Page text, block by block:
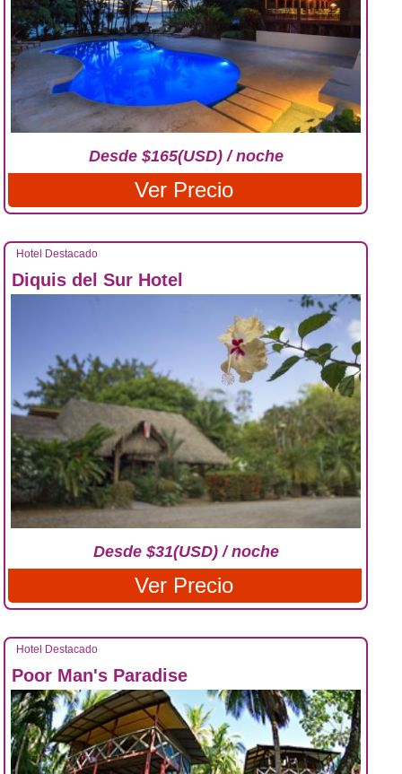
Desde $165(USD) / noche
Ver Precio
Hotel Destacado
Diquis del Sur Hotel
Desde $31(USD) / noche
Ver Precio
Hotel Destacado
Poor Man's Paradise